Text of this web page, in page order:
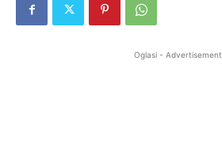
Oglasi - Advertisement